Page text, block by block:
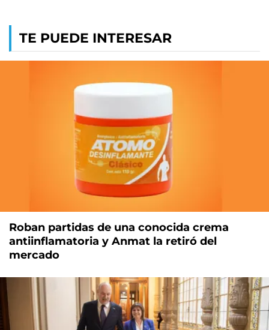
TE PUEDE INTERESAR
Roban partidas de una conocida crema
antiinflamatoria y Anmat la retiró del
mercado